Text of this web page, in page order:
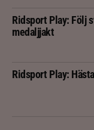
Ridsport Play: Följ
medaljjakt
Ridsport Play: